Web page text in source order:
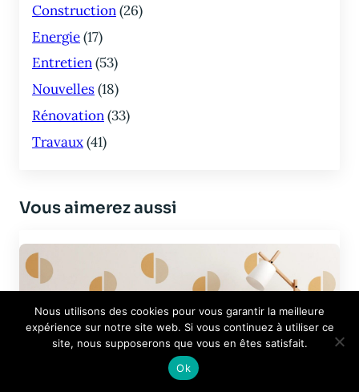
Construction(26)
Energie(17)
Entretien(53)
Nouvelles(18)
Rénovation(33)
Travaux(41)
Vous aimerez aussi
Nous utilisons des cookies pour vous garantir la meilleure
expérience sur notre site web. Si vous continuez à utiliser ce
site, nous supposerons que vous en êtes satisfait.
Ok